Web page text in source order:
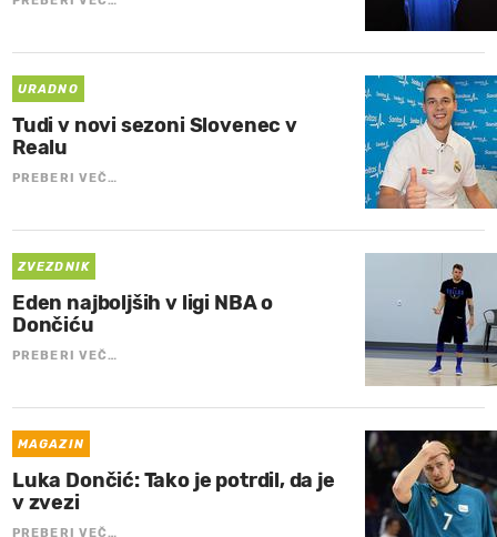
URADNO
Tudi v novi sezoni Slovenec v
Realu
PREBERI VEČ…
ZVEZDNIK
Eden najboljših v ligi NBA o
Dončiću
PREBERI VEČ…
MAGAZIN
Luka Dončić: Tako je potrdil, da je
v zvezi
PREBERI VEČ…